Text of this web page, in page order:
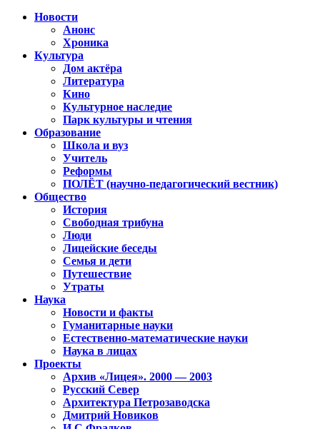
Новости
Анонс
Хроника
Культура
Дом актёра
Литература
Кино
Культурное наследие
Парк культуры и чтения
Образование
Школа и вуз
Учитель
Реформы
ПОЛЁТ (научно-педагогический вестник)
Общество
История
Свободная трибуна
Люди
Лицейские беседы
Семья и дети
Путешествие
Утраты
Наука
Новости и факты
Гуманитарные науки
Естественно-математические науки
Наука в лицах
Проекты
Архив «Лицея». 2000 — 2003
Русский Север
Архитектура Петрозаводска
Дмитрий Новиков